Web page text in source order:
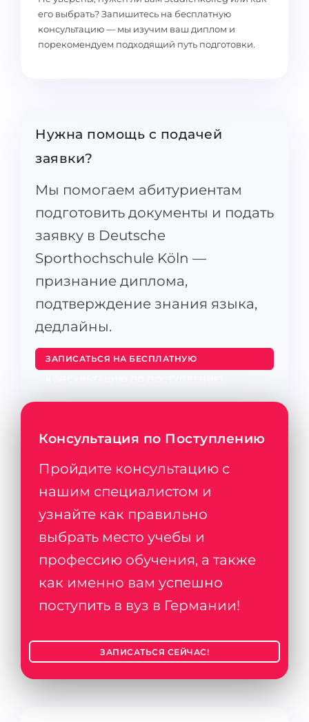
его выбрать? Запишитесь на бесплатную
консультацию — мы изучим ваш диплом и
порекомендуем подходящий путь подготовки.
Нужна помощь с подачей
заявки?
Мы помогаем абитуриентам
подготовить документы и подать
заявку в Deutsche
Sporthochschule Köln —
признание диплома,
подтверждение знания языка,
дедлайны.
ЗАПИСАТЬСЯ НА БЕСПЛАТНУЮ
Консультация по Поступлению
Пройдите консультацию с
нашим специалистом и
узнайте как правильно
выбрать место учебы и
профессию обучения, а также
как именно вам успешно
поступить в вуз в Германии!
ЗАПИСАТЬСЯ СЕЙЧАС!